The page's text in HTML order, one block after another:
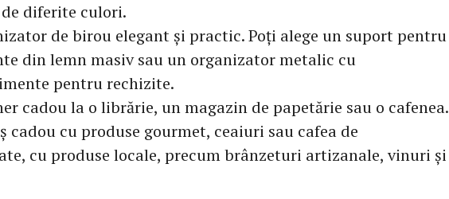
diferite culori.
de birou elegant și practic. Poți alege un suport pentru
din lemn masiv sau un organizator metalic cu
pentru rechizite.
cadou la o librărie, un magazin de papetărie sau o cafenea.
cadou cu produse gourmet, ceaiuri sau cafea de
cu produse locale, precum brânzeturi artizanale, vinuri și